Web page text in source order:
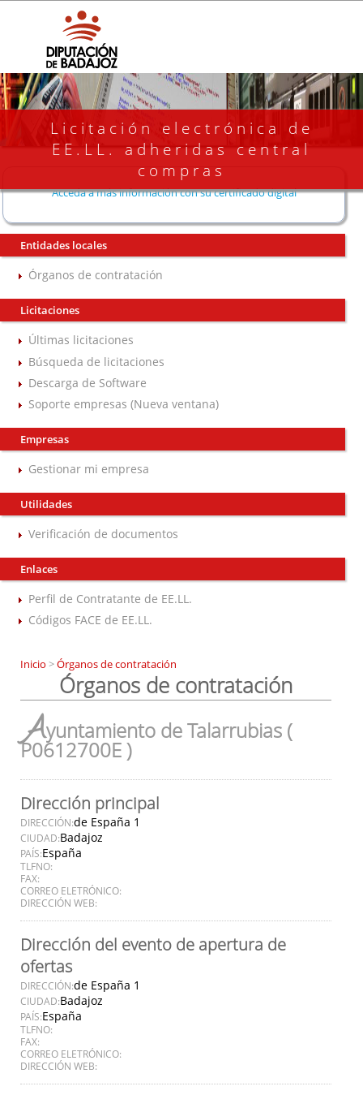
Licitación electrónica de
EE.LL. adheridas central
compras
Acceda a más información con su certificado digital
Entidades locales
Órganos de contratación
Licitaciones
Últimas licitaciones
Búsqueda de licitaciones
Descarga de Software
Soporte empresas (Nueva ventana)
Empresas
Gestionar mi empresa
Utilidades
Verificación de documentos
Enlaces
Perfil de Contratante de EE.LL.
Códigos FACE de EE.LL.
Inicio >Órganos de contratación
Órganos de contratación
Ayuntamiento de Talarrubias (
P0612700E )
Dirección principal
DIRECCIÓN:de España 1
CIUDAD:Badajoz
PAÍS:España
TLFNO:
FAX:
CORREO ELETRÓNICO:
DIRECCIÓN WEB:
Dirección del evento de apertura de
ofertas
DIRECCIÓN:de España 1
CIUDAD:Badajoz
PAÍS:España
TLFNO:
FAX:
CORREO ELETRÓNICO:
DIRECCIÓN WEB: